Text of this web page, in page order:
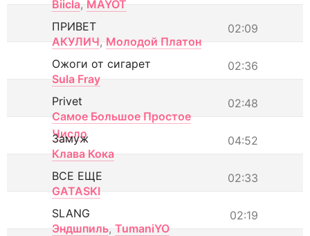
Biicla, MAYOT
02:09
ПРИВЕТ
АКУЛИЧ, Молодой Платон
02:36
Ожоги от сигарет
Sula Fray
02:48
Privet
Самое Большое Простое
Число
04:52
Замуж
Клава Кока
02:33
ВСЕ ЕЩЕ
GATASKI
02:19
SLANG
Эндшпиль, TumaniYO